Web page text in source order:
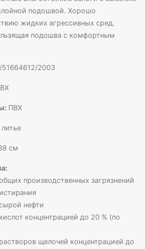
подошвой. Хорошо
жидких агрессивных сред.
подошва с комфортным
2003
ПВХ
литье
см
производственных загрязнений
нефти
концентрацией до 20 % (по
щелочей концентрацией до